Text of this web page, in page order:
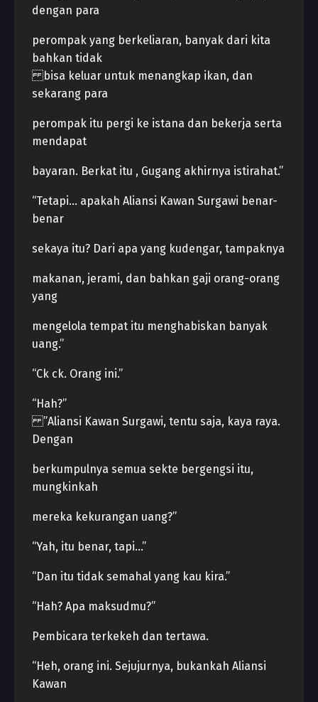
dengan para
perompak yang berkeliaran, banyak dari kita
bahkan tidak
bisa keluar untuk menangkap ikan, dan
sekarang para
perompak itu pergi ke istana dan bekerja serta
mendapat
bayaran. Berkat itu , Gugang akhirnya istirahat.”
“Tetapi… apakah Aliansi Kawan Surgawi benar-
benar
sekaya itu? Dari apa yang kudengar, tampaknya
makanan, jerami, dan bahkan gaji orang-orang
yang
mengelola tempat itu menghabiskan banyak
uang.”
“Ck ck. Orang ini.”
“Hah?”
”Aliansi Kawan Surgawi, tentu saja, kaya raya.
Dengan
berkumpulnya semua sekte bergengsi itu,
mungkinkah
mereka kekurangan uang?”
“Yah, itu benar, tapi…”
“Dan itu tidak semahal yang kau kira.”
“Hah? Apa maksudmu?”
Pembicara terkekeh dan tertawa.
“Heh, orang ini. Sejujurnya, bukankah Aliansi
Kawan